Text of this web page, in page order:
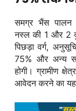
समग्र भैंस पालन
नस्ल की 1 और 2
पिछड़ा वर्ग,
75% और अन्य
होगी। ग्रामीण
आवेदन करने का